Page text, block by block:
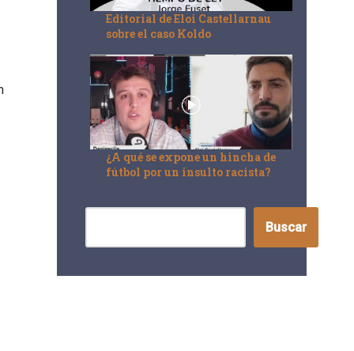
Editorial de Eloi Castellarnau
sobre el caso Koldo
¿A qué se expone un hincha de
fútbol por un insulto racista?
Buscar